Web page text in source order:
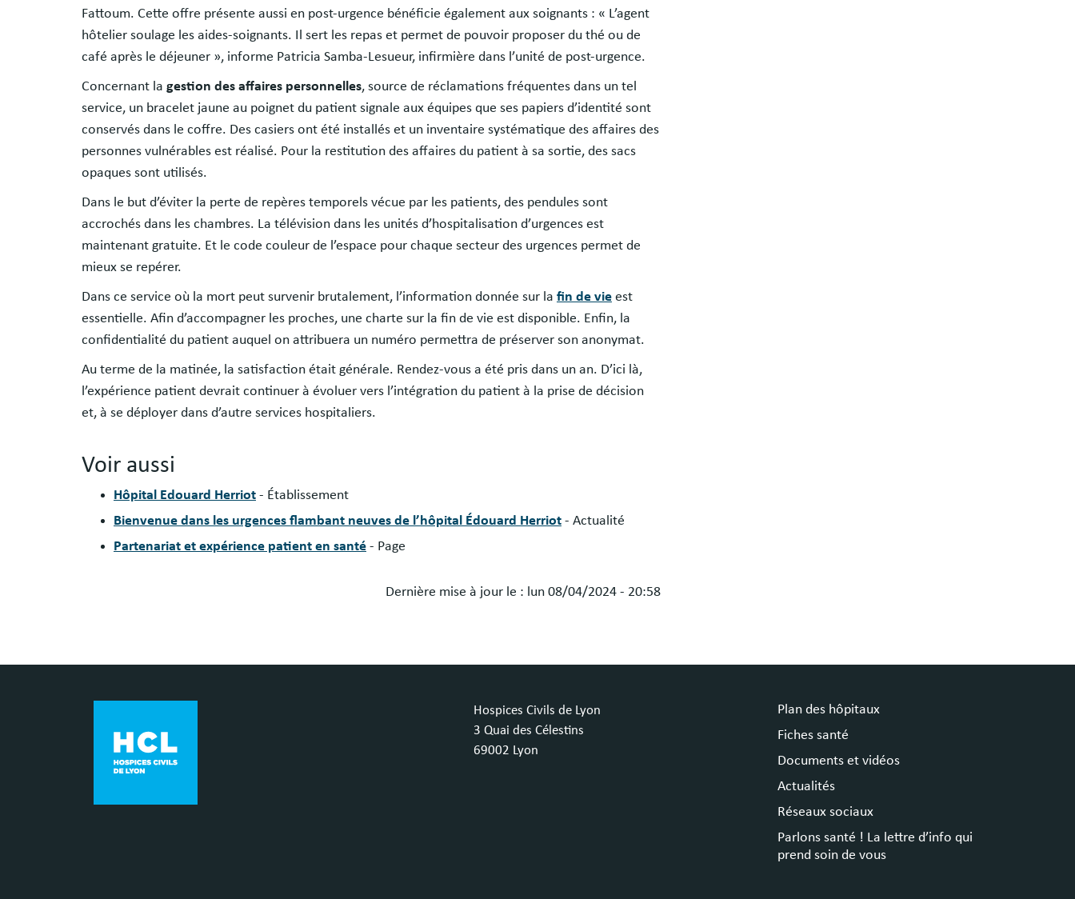
Fattoum. Cette offre présente aussi en post-urgence bénéficie également aux soignants : « L’agent
hôtelier soulage les aides-soignants. Il sert les repas et permet de pouvoir proposer du thé ou de
café après le déjeuner », informe Patricia Samba-Lesueur, infirmière dans l’unité de post-urgence.
Concernant la gestion des affaires personnelles, source de réclamations fréquentes dans un tel
service, un bracelet jaune au poignet du patient signale aux équipes que ses papiers d’identité sont
conservés dans le coffre. Des casiers ont été installés et un inventaire systématique des affaires des
personnes vulnérables est réalisé. Pour la restitution des affaires du patient à sa sortie, des sacs
opaques sont utilisés.
Dans le but d’éviter la perte de repères temporels vécue par les patients, des pendules sont
accrochés dans les chambres. La télévision dans les unités d’hospitalisation d’urgences est
maintenant gratuite. Et le code couleur de l’espace pour chaque secteur des urgences permet de
mieux se repérer.
Dans ce service où la mort peut survenir brutalement, l’information donnée sur la fin de vie est
essentielle. Afin d’accompagner les proches, une charte sur la fin de vie est disponible. Enfin, la
confidentialité du patient auquel on attribuera un numéro permettra de préserver son anonymat.
Au terme de la matinée, la satisfaction était générale. Rendez-vous a été pris dans un an. D’ici là,
l’expérience patient devrait continuer à évoluer vers l’intégration du patient à la prise de décision
et, à se déployer dans d’autre services hospitaliers.
Voir aussi
Hôpital Edouard Herriot - Établissement
Bienvenue dans les urgences flambant neuves de l’hôpital Édouard Herriot - Actualité
Partenariat et expérience patient en santé - Page
Dernière mise à jour le : lun 08/04/2024 - 20:58
Hospices Civils de Lyon
3 Quai des Célestins
69002 Lyon
Plan des hôpitaux
Fiches santé
Documents et vidéos
Actualités
Réseaux sociaux
Parlons santé ! La lettre d’info qui
prend soin de vous